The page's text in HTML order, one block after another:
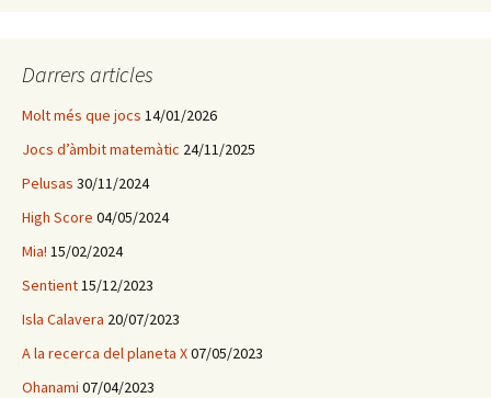
:Darrers articles
Molt més que jocs 14/01/2026
Jocs d’àmbit matemàtic 24/11/2025
Pelusas 30/11/2024
High Score 04/05/2024
Mia! 15/02/2024
Sentient15/12/2023
Isla Calavera 20/07/2023
A la recerca del planeta X07/05/2023
Ohanami 07/04/2023